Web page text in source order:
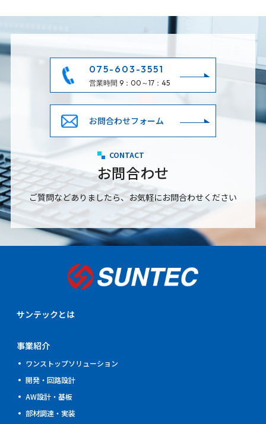
075-603-3551
営業時間 9：00～17：45
お問合わせフォーム
CONTACT
お問合わせ
ご質問などありましたら、お気軽にお問合わせください
サンテックとは
事業紹介
ワンストップソリューション
開発・回路設計
AW設計・基板
部材調達・実装